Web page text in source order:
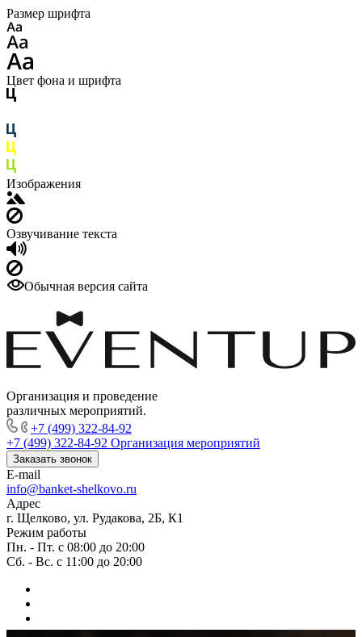
Размер шрифта
Цвет фона и шрифта
Изображения
Озвучивание текста
Обычная версия сайта
Организация и проведение
различных мероприятий.
+7 (499) 322-84-92
+7 (499) 322-84-92 Организация мероприятий
Заказать звонок
E-mail
info@banket-shelkovo.ru
Адрес
г. Щелково, ул. Рудакова, 2Б, К1
Режим работы
Пн. - Пт. с 08:00 до 20:00
Сб. - Вс. с 11:00 до 20:00